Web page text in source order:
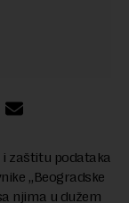
zaštitu podataka
„Beogradske
njima u dužem